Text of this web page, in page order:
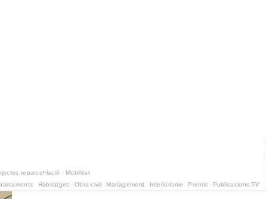
reparcel·lació
Mobilitat
Habitatges Obra civil Management Interiorisme Premis Publicacions.TV